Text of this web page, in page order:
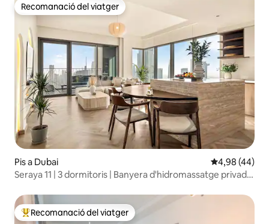
Recomanació del viatger
Recomanació del viatger
Pis a Dubai 4,98 de
4,98 (44)
Seraya 11 | 3 dormitoris | Banyera d'hidromassatge privada
Principals recomanacions dels viatgers
Recomanació del viatger